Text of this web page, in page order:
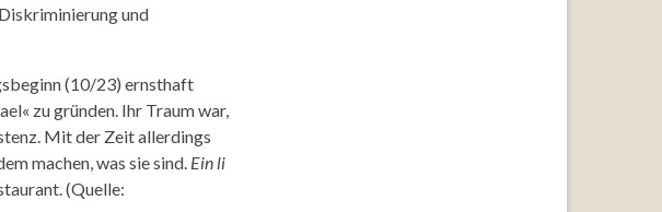
und
(10/23) ernsthaft
zu gründen. Ihr Traum war,
Mit der Zeit allerdings
machen, was sie sind. Ein li
(Quelle: